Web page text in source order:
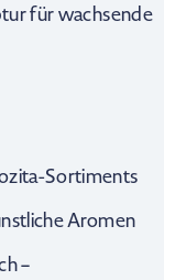
für wachsende
Sortiments
Aromen
–